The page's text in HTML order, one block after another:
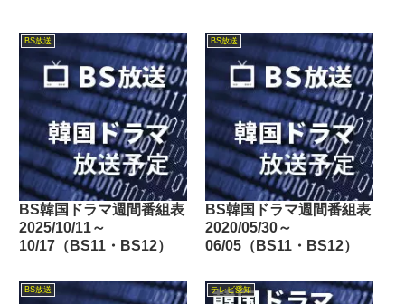
BS放送
BS韓国ドラマ週間番組表
2025/10/11～
10/17（BS11・BS12）
BS放送
BS韓国ドラマ週間番組表
2020/05/30～
06/05（BS11・BS12）
BS放送 テレビ愛知